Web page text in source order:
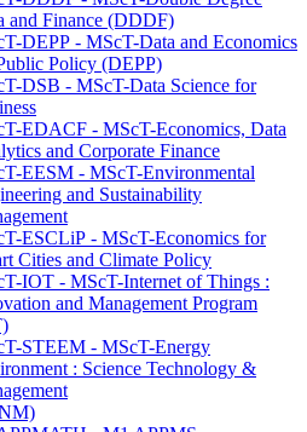
and Finance (DDDF)
DEPP - MScT-Data and Economics
Policy (DEPP)
DSB - MScT-Data Science for
EDACF - MScT-Economics, Data
and Corporate Finance
EESM - MScT-Environmental
and Sustainability
ESCLiP - MScT-Economics for
Cities and Climate Policy
IOT - MScT-Internet of Things :
and Management Program
STEEM - MScT-Energy
: Science Technology &